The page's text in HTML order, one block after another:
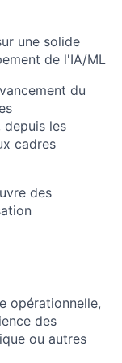
une solide
de l'IA/ML
du
depuis les
cadres
des
opérationnelle,
des
ou autres